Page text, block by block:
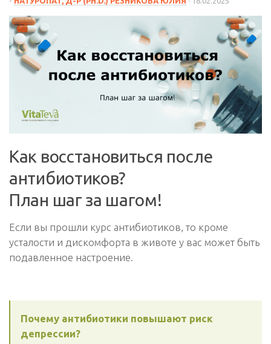
Как восстановиться после
антибиотиков?
План шаг за шагом!
Если вы прошли курс антибиотиков, то кроме
усталости и дискомфорта в животе у вас может быть
подавленное настроение.
Почему антибиотики повышают риск
депрессии?